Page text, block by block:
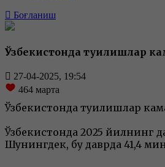
Боғланиш
Ўзбекистонда туғилишлар
27-04-2025, 19:54
464 марта
Ўзбекистонда туғилишлар
Ўзбекистонда 2025 йилнинг
Шунингдек, бу даврда 41,4